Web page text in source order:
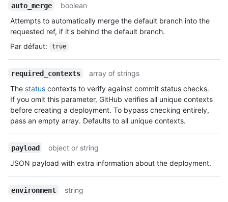
auto_merge
boolean
Attempts to automatically merge the default branch into the
requested ref, if it's behind the default branch.
Par défaut: true
required_contexts
array of strings
The status contexts to verify against commit status checks.
If you omit this parameter, GitHub verifies all unique contexts
before creating a deployment. To bypass checking entirely,
pass an empty array. Defaults to all unique contexts.
payload
object or string
JSON payload with extra information about the deployment.
environment
string